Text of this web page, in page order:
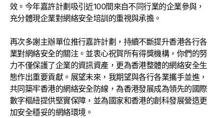
效。今年嘉許計劃吸引近100間來自不同行業的企業參與，
充分體現企業對網絡安全培訓的重視與承擔。
再次多謝主辦單位推行嘉許計劃，持續不斷提升香港各行各
業對網絡安全的關注。並衷心祝賀所有得獎機構，你們的努
力不僅保護了企業的資訊資產，更為香港整體的網絡安全生
態作出重要貢獻。展望未來，我期望與各行各業攜手並進，
共同築牢香港的網絡安全防線，為香港發展成為領先的國際
數字樞紐提供堅實保障，並為國家和香港的創科發展營造更
加安全穩妥的網絡環境。